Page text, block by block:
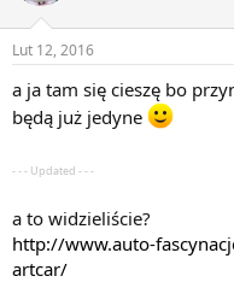
Lut 12, 2016
a ja tam się cieszę bo
będą już jedyne
- - - Updated - - -
a to widzieliście?
http://www.auto-
artcar/